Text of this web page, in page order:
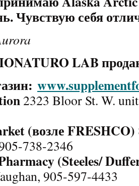
Чувствую себя
LAB
2323 Bloor St. W.
(возле FRESHCO)
738-2346
(Steeles/
905-597-4433